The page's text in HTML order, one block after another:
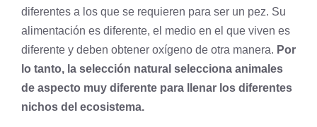
diferentes a los que se requieren para ser un pez. Su
alimentación es diferente, el medio en el que viven es
diferente y deben obtener oxígeno de otra manera. Por
lo tanto, la selección natural selecciona animales
de aspecto muy diferente para llenar los diferentes
nichos del ecosistema.